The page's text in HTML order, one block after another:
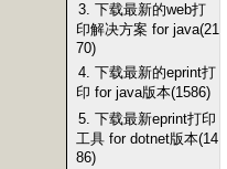
3. 下载最新的web打
印解决方案 for java(21
70)
4. 下载最新的eprint打
印 for java版本(1586)
5. 下载最新eprint打印
工具 for dotnet版本(14
86)